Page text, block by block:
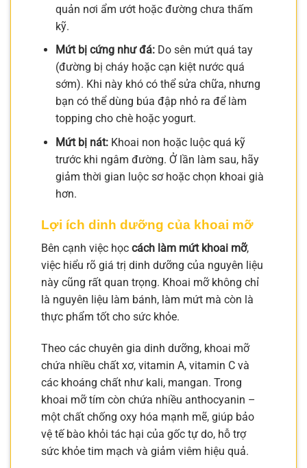
quản nơi ẩm ướt hoặc đường chưa thấm
kỹ.
Mứt bị cứng như đá:Do sên mứt quá tay
(đường bị cháy hoặc cạn kiệt nước quá
sớm). Khi này khó có thể sửa chữa, nhưng
bạn có thể dùng búa đập nhỏ ra để làm
topping cho chè hoặc yogurt.
Mứt bị nát:Khoai non hoặc luộc quá kỹ
trước khi ngâm đường. Ở lần làm sau, hãy
giảm thời gian luộc sơ hoặc chọn khoai già
hơn.
Lợi ích dinh dưỡng của khoai mỡ
Bên cạnh việc học cách làm mứt khoai mỡ,
việc hiểu rõ giá trị dinh dưỡng của nguyên liệu
này cũng rất quan trọng. Khoai mỡ không chỉ
là nguyên liệu làm bánh, làm mứt mà còn là
thực phẩm tốt cho sức khỏe.
Theo các chuyên gia dinh dưỡng, khoai mỡ
chứa nhiều chất xơ, vitamin A, vitamin C và
các khoáng chất như kali, mangan. Trong
khoai mỡ tím còn chứa nhiều anthocyanin –
một chất chống oxy hóa mạnh mẽ, giúp bảo
vệ tế bào khỏi tác hại của gốc tự do, hỗ trợ
sức khỏe tim mạch và giảm viêm hiệu quả.